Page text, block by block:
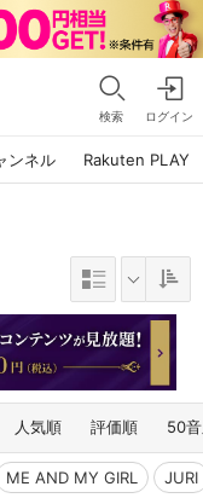
検索 ログイン
ンネル Rakuten PLAY
人気順 評価順 50
ME AND MY GIRL JURI